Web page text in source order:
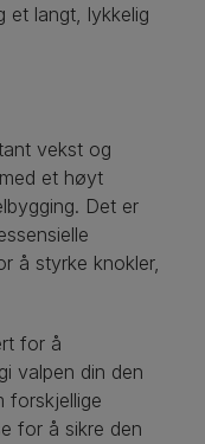
et langt, lykkelig
vekst og
et høyt
Det er
å styrke knokler,
for å
valpen din den
forskjellige
for å sikre den